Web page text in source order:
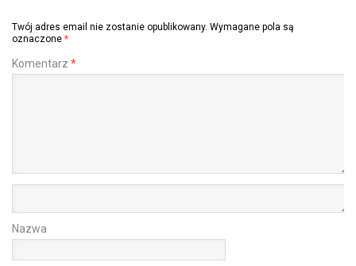
Twój adres email nie zostanie opublikowany. Wymagane pola są
oznaczone *
Komentarz *
Nazwa